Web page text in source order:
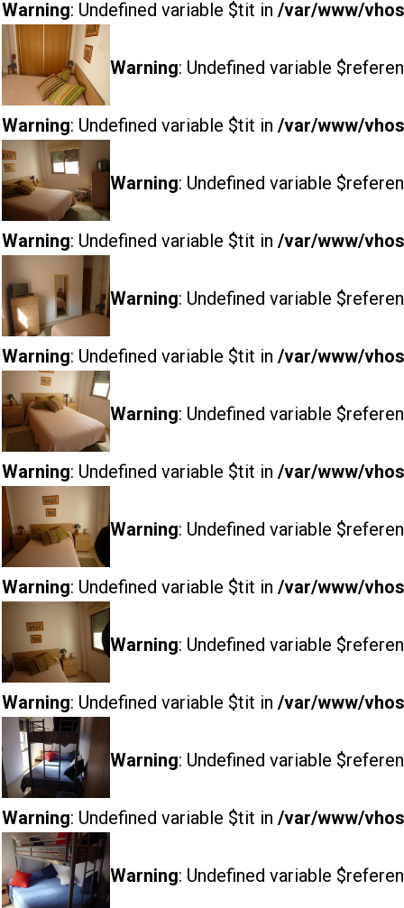
Warning: Undefined variable $tit in /var/www/
Warning: Undefined variable
Warning: Undefined variable $tit in /var/www/
Warning: Undefined variable
Warning: Undefined variable $tit in /var/www/
Warning: Undefined variable
Warning: Undefined variable $tit in /var/www/
Warning: Undefined variable
Warning: Undefined variable $tit in /var/www/
Warning: Undefined variable
Warning: Undefined variable $tit in /var/www/
Warning: Undefined variable
Warning: Undefined variable $tit in /var/www/
Warning: Undefined variable
Warning: Undefined variable $tit in /var/www/
Warning: Undefined variable